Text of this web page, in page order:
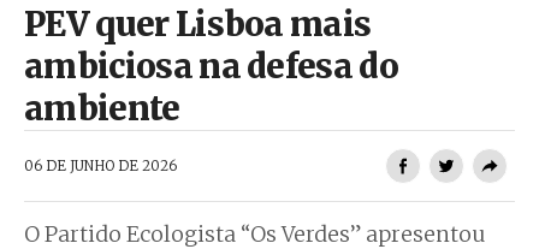
PEV quer Lisboa mais
ambiciosa na defesa do
ambiente
06 DE JUNHO DE 2026
O Partido Ecologista “Os Verdes” apresentou